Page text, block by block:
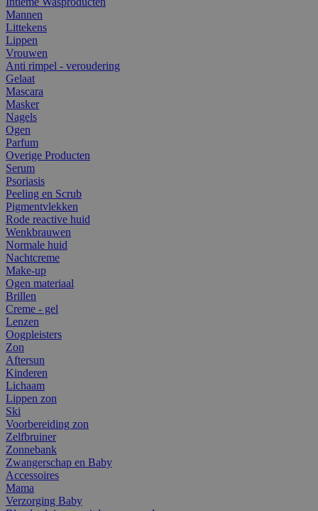
Mannen
Littekens
Lippen
Vrouwen
Anti rimpel - veroudering
Gelaat
Mascara
Masker
Nagels
Ogen
Parfum
Overige Producten
Serum
Psoriasis
Peeling en Scrub
Pigmentvlekken
Rode reactive huid
Wenkbrauwen
Normale huid
Nachtcreme
Make-up
Ogen materiaal
Brillen
Creme - gel
Lenzen
Oogpleisters
Zon
Aftersun
Kinderen
Lichaam
Lippen zon
Ski
Voorbereiding zon
Zelfbruiner
Zonnebank
Zwangerschap en Baby
Accessoires
Mama
Verzorging Baby